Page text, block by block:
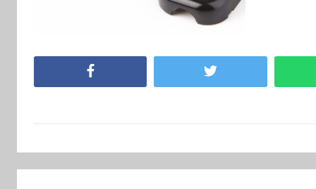
Twitter